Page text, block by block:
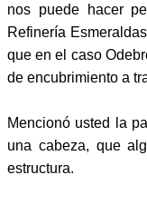
nos puede hacer
Refinería
que en el caso
de encubrimiento a
Mencionó usted la
una cabeza, que
estructura.